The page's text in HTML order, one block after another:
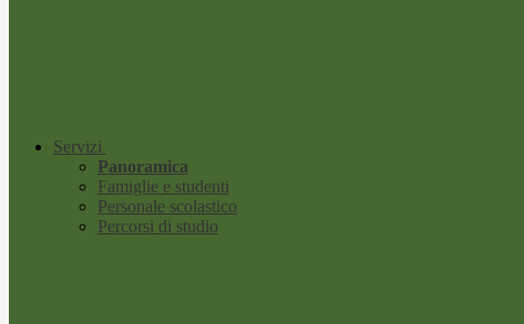
Servizi
Panoramica
Famiglie e studenti
Personale scolastico
Percorsi di studio